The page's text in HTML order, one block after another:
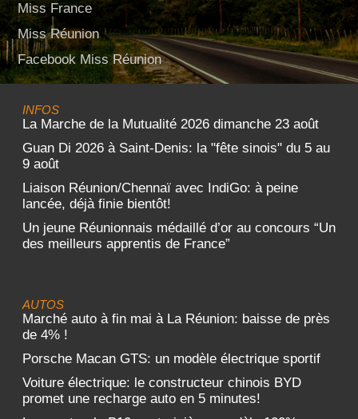
Miss France
Miss Réunion
Facebook Miss Réunion
INFOS
La Marche de la Mutualité 2026 dimanche 23 août
Guan Di 2026 à Saint-Denis: la "fête sinois" du 5 au
9 août
Liaison Réunion/Chennaï avec IndiGo: à peine
lancée, déjà finie bientôt!
Un jeune Réunionnais médaillé d’or au concours “Un
des meilleurs apprentis de France”
AUTOS
Marché auto à fin mai à La Réunion: baisse de près
de 4% !
Porsche Macan GTS: un modèle électrique sportif
Voiture électrique: le constructeur chinois BYD
promet une recharge auto en 5 minutes!